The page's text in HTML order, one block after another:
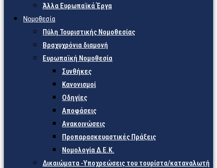
Άλλα Ευρωπαϊκά Έργα
Νομοθεσία
Πύλη Τουριστικής Νομοθεσίας
Βραχυχρόνια διαμονή
Ευρωπαϊκή Νομοθεσία
Συνθήκες
Κανονισμοί
Οδηγίες
Αποφάσεις
Ανακοινώσεις
Προπαρασκευαστικές Πράξεις
Νομολογία Δ.Ε.Κ.
Δικαιώματα -Υποχρεώσεις του τουρίστα/καταναλωτή